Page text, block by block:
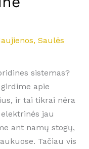
, Saulės
sistemas?
apie
ir tai tikrai nėra
jau
ant namų stogų,
Tačiau vis